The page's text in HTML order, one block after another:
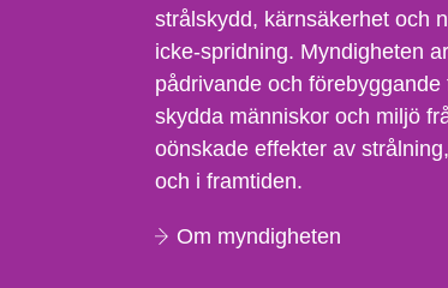
strålskydd, kärnsäkerhet och
icke-spridning. Myndigheten
pådrivande och förebyggande
skydda människor och miljö
oönskade effekter av
och i framtiden.
Om myndigheten